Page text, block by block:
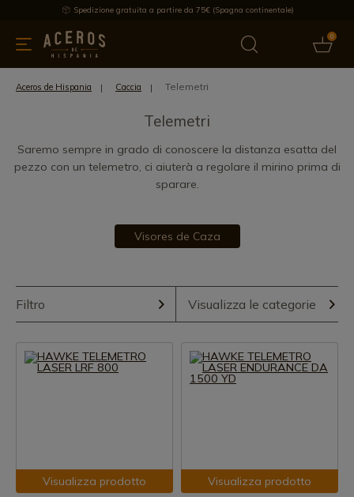
Spedizione gratuita a partire da 75€ (Spagna continentale)
0
cucina Offre Ultime notizie Venduti Marche
Aceros de Hispania Caccia Telemetri
Telemetri
Saremo sempre in grado di conoscere la distanza esatta del
pezzo con un telemetro, ci aiuterà a regolare il mirino prima di
sparare.
Visores de Caza
Filtro Visualizza le categorie
Visualizza prodotto Visualizza prodotto